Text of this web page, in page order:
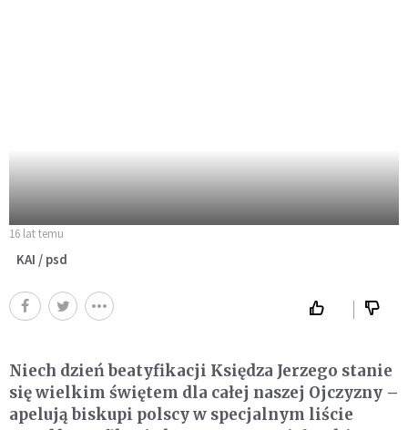
16 lat temu
KAI / psd
Niech dzień beatyfikacji Księdza Jerzego stanie
się wielkim świętem dla całej naszej Ojczyzny –
apelują biskupi polscy w specjalnym liście